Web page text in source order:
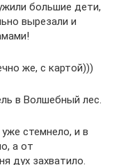
большие дети,
вырезали и
же, с картой)))
в Волшебный лес.
стемнело, и в
а от
дух захватило.